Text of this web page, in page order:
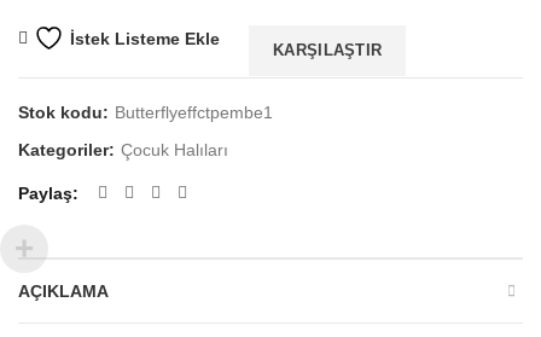
İstek Listeme Ekle
KARŞILAŞTIR
Stok kodu: Butterflyeffctpembe1
Kategoriler: Çocuk Halıları
Paylaş
AÇIKLAMA